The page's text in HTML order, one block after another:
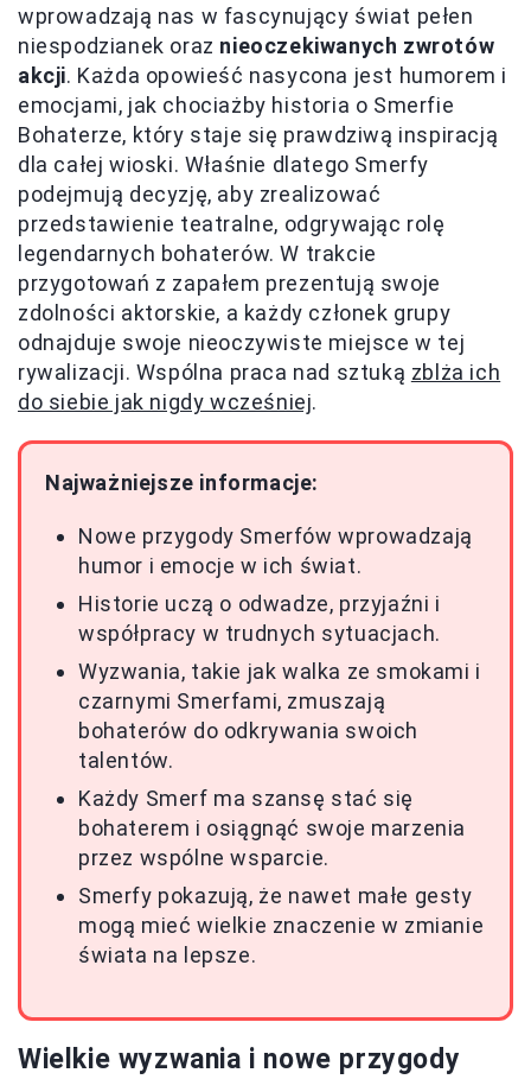
wprowadzają nas w fascynujący świat pełen
niespodzianek oraz nieoczekiwanych zwrotów
akcji. Każda opowieść nasycona jest humorem i
emocjami, jak chociażby historia o Smerfie
Bohaterze, który staje się prawdziwą inspiracją
dla całej wioski. Właśnie dlatego Smerfy
podejmują decyzję, aby zrealizować
przedstawienie teatralne, odgrywając rolę
legendarnych bohaterów. W trakcie
przygotowań z zapałem prezentują swoje
zdolności aktorskie, a każdy członek grupy
odnajduje swoje nieoczywiste miejsce w tej
rywalizacji. Wspólna praca nad sztuką zblża ich
do siebie jak nigdy wcześniej.
Najważniejsze informacje:
Nowe przygody Smerfów wprowadzają
humor i emocje w ich świat.
Historie uczą o odwadze, przyjaźni i
współpracy w trudnych sytuacjach.
Wyzwania, takie jak walka ze smokami i
czarnymi Smerfami, zmuszają
bohaterów do odkrywania swoich
talentów.
Każdy Smerf ma szansę stać się
bohaterem i osiągnąć swoje marzenia
przez wspólne wsparcie.
Smerfy pokazują, że nawet małe gesty
mogą mieć wielkie znaczenie w zmianie
świata na lepsze.
Wielkie wyzwania i nowe przygody